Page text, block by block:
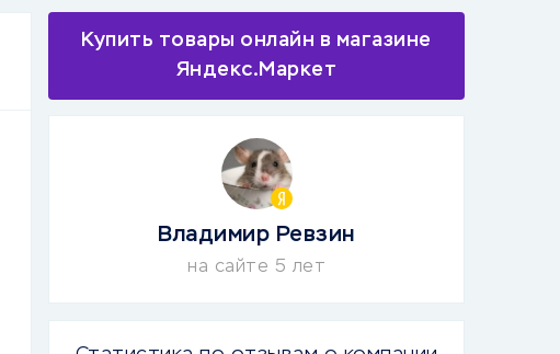
Купить товары онлайн в магазине
Яндекс.Маркет
Владимир Ревзин
на сайте 5 лет